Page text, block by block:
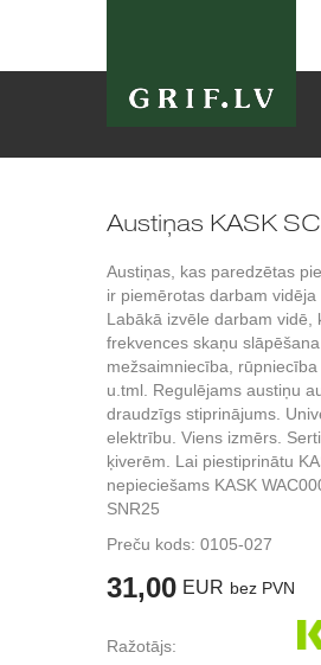
Austiņas KASK
Austiņas, kas paredzētas
ir piemērotas darbam
Labākā izvēle darbam vidē,
frekvences skaņu
mežsaimniecība,
u.tml. Regulējams austiņu
draudzīgs stiprinājums.
elektrību. Viens izmērs.
ķiverēm. Lai piestiprinātu
nepieciešams KASK
SNR25
Preču kods: 0105-027
31,00 EUR bez PVN
Ražotājs: